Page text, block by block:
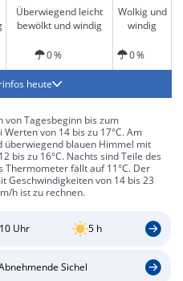
Überwiegend leicht
bewölkt und windig
Wolkig und
windig
0 % 0 %
heute
von Tagesbeginn bis zum
von 14 bis zu 17°C. Am
überwiegend blauen Himmel mit
bis zu 16°C. Nachts sind Teile des
Thermometer fällt auf 11°C. Der
Geschwindigkeiten von 14 bis 23
h ist zu rechnen.
Uhr 5 h
Sichel